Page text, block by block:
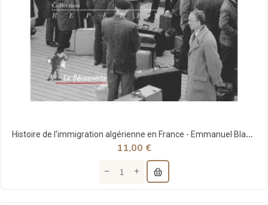
Histoire de l'immigration algérienne en France - Emmanuel Blanchard -La Découverte
11,00 €